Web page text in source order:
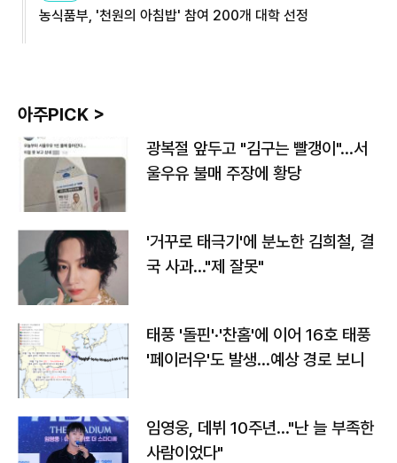
농식품부, '천원의 아침밥' 참여 200개 대학 선정
아주PICK >
광복절 앞두고 "김구는 빨갱이"…서
울우유 불매 주장에 황당
'거꾸로 태극기'에 분노한 김희철, 결
국 사과…"제 잘못"
태풍 '돌핀'·'찬홈'에 이어 16호 태풍
'페이러우'도 발생…예상 경로 보니
임영웅, 데뷔 10주년…"난 늘 부족한
사람이었다"